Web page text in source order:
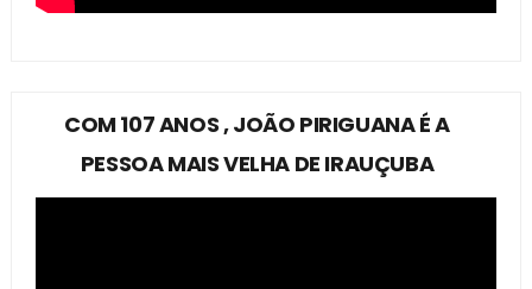
COM 107 ANOS , JOÃO PIRIGUANA É A
PESSOA MAIS VELHA DE IRAUÇUBA